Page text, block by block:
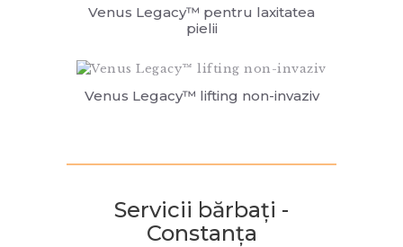
Venus Legacy™ pentru laxitatea
pielii
Venus Legacy™ lifting non-invaziv
Servicii bărbați -
Constanța